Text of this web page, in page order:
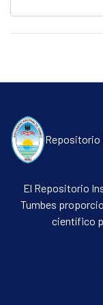
Communities &
All of DSpace
Statistics
Contacto
Repositorio
El Repositorio
Tumbes
científico